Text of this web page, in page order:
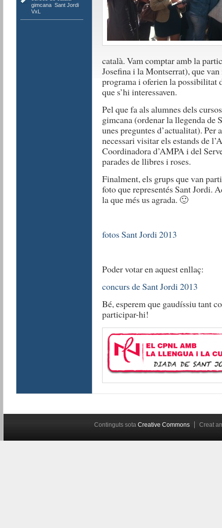
gimcana, Sant Jordi,
VxL
català. Vam comptar amb la
Josefina i la Montserrat), que
programa i oferien la possibilitat
que s’hi interessaven.
Pel que fa als alumnes dels
gimcana (ordenar la llegenda de
unes preguntes d’actualitat). Per
necessari visitar els estands de
Coordinadora d’AMPA i del
parades de llibres i roses.
Finalment, els grups que van
foto que representés Sant Jordi.
la que més us agrada. 🙂
fotos Sant Jordi 2013
Poder votar en aquest enllaç:
concurs de Sant Jordi 2013
Bé, esperem que gaudíssiu tant
participar-hi!
Continguts sota Creative Commons Creat